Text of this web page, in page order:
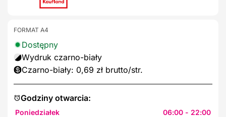
Godziny otwarcia:
Poniedziałek
06:00 - 22:00
FORMAT A4
Dostępny
Wydruk czarno-biały
Czarno-biały: 0,69 zł brutto/str.